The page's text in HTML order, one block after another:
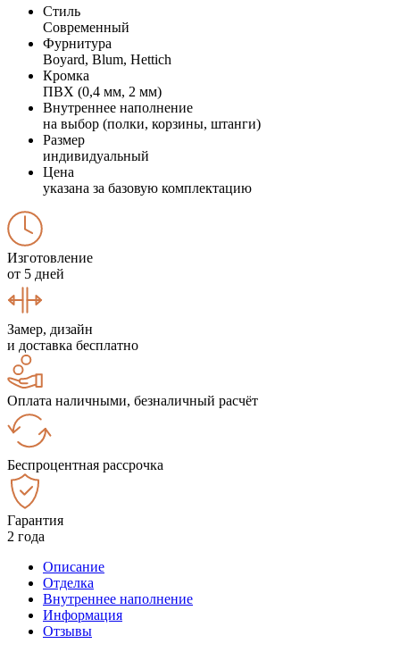
Стиль
Современный
Фурнитура
Boyard, Blum, Hettich
Кромка
ПВХ (0,4 мм, 2 мм)
Внутреннее наполнение
на выбор (полки, корзины, штанги)
Размер
индивидуальный
Цена
указана за базовую комплектацию
Изготовление
от 5 дней
Замер, дизайн
и доставка бесплатно
Оплата наличными, безналичный расчёт
Беспроцентная рассрочка
Гарантия
2 года
Описание
Отделка
Внутреннее наполнение
Информация
Отзывы